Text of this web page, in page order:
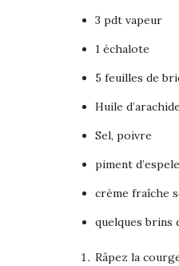
3 pdt vapeur
1 échalote
5 feuilles de
Huile d’arachide
Sel, poivre
piment
crème fraîche
quelques brins
Râpez la